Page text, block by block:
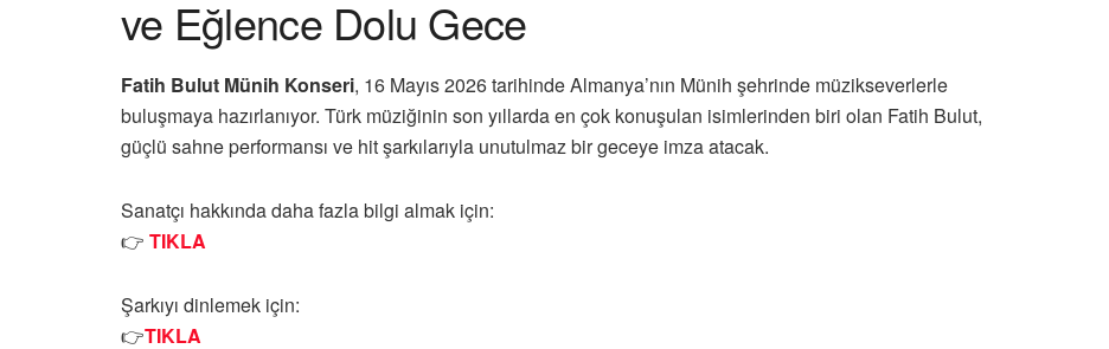
ve Eğlence Dolu Gece
Fatih Bulut Münih Konseri, 16 Mayıs 2026 tarihinde Almanya’nın Münih şehrinde müzikseverlerle
buluşmaya hazırlanıyor. Türk müziğinin son yıllarda en çok konuşulan isimlerinden biri olan Fatih Bulut,
güçlü sahne performansı ve hit şarkılarıyla unutulmaz bir geceye imza atacak.
Sanatçı hakkında daha fazla bilgi almak için:
👉 TIKLA
Şarkıyı dinlemek için:
👉TIKLA